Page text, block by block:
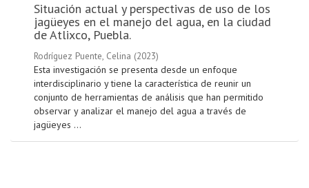
Situación actual y perspectivas de uso de los
jagüeyes en el manejo del agua, en la ciudad
de Atlixco, Puebla.
Rodríguez Puente, Celina (2023)
Esta investigación se presenta desde un enfoque
interdisciplinario y tiene la característica de reunir un
conjunto de herramientas de análisis que han permitido
observar y analizar el manejo del agua a través de
jagüeyes ...